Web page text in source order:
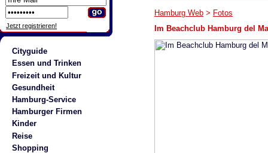
Jetzt registrieren!
Cityguide
Essen und Trinken
Freizeit und Kultur
Gesundheit
Hamburg-Service
Hamburger Firmen
Kinder
Reise
Shopping
Hamburg Web > Fotos
Im Beachclub Hamburg del